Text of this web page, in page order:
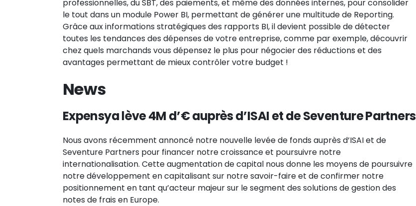
professionnelles, du SBT, des paiements, et même des données internes, pour consolider
le tout dans un module Power BI, permettant de générer une multitude de Reporting.
Grâce aux informations stratégiques des rapports BI, il devient possible de détecter
toutes les tendances des dépenses de votre entreprise, comme par exemple, découvrir
chez quels marchands vous dépensez le plus pour négocier des réductions et des
avantages permettant de mieux contrôler votre budget !
News
Expensya lève 4M d’€ auprès d’ISAI et de Seventure Partners
Nous avons récemment annoncé notre nouvelle levée de fonds auprès d’ISAI et de
Seventure Partners pour financer notre croissance et poursuivre notre
internationalisation. Cette augmentation de capital nous donne les moyens de poursuivre
notre développement en capitalisant sur notre savoir-faire et de confirmer notre
positionnement en tant qu’acteur majeur sur le segment des solutions de gestion des
notes de frais en Europe.